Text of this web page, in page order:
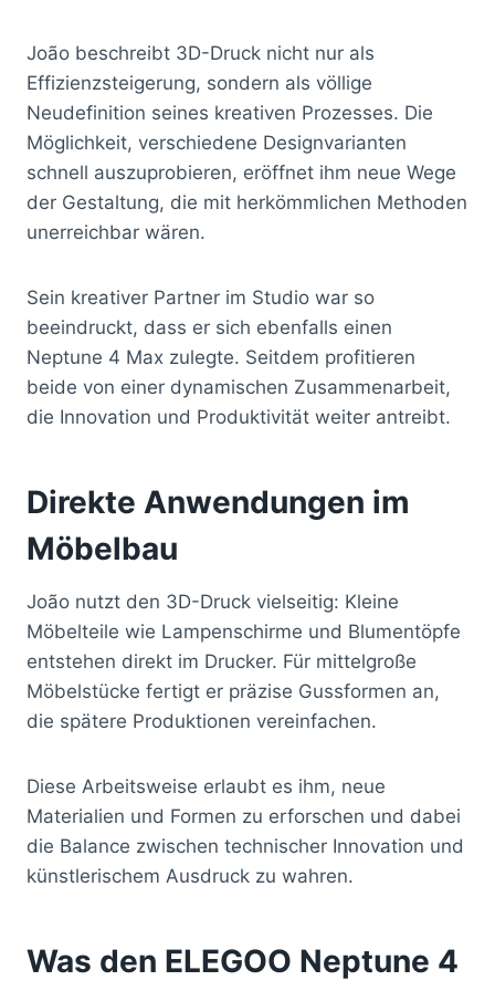
João beschreibt 3D-Druck nicht nur als
Effizienzsteigerung, sondern als völlige
Neudefinition seines kreativen Prozesses. Die
Möglichkeit, verschiedene Designvarianten
schnell auszuprobieren, eröffnet ihm neue Wege
der Gestaltung, die mit herkömmlichen Methoden
unerreichbar wären.
Sein kreativer Partner im Studio war so
beeindruckt, dass er sich ebenfalls einen
Neptune 4 Max zulegte. Seitdem profitieren
beide von einer dynamischen Zusammenarbeit,
die Innovation und Produktivität weiter antreibt.
Direkte Anwendungen im
Möbelbau
João nutzt den 3D-Druck vielseitig: Kleine
Möbelteile wie Lampenschirme und Blumentöpfe
entstehen direkt im Drucker. Für mittelgroße
Möbelstücke fertigt er präzise Gussformen an,
die spätere Produktionen vereinfachen.
Diese Arbeitsweise erlaubt es ihm, neue
Materialien und Formen zu erforschen und dabei
die Balance zwischen technischer Innovation und
künstlerischem Ausdruck zu wahren.
Was den ELEGOO Neptune 4